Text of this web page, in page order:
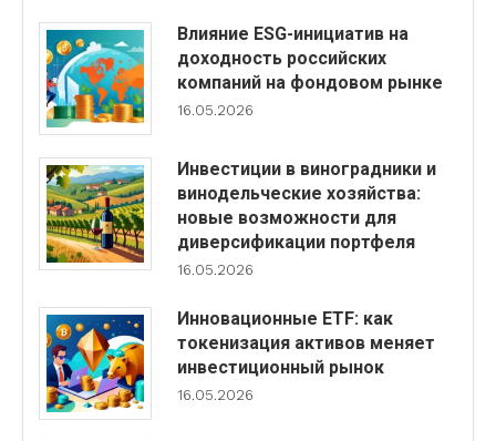
Влияние ESG-инициатив на
доходность российских
компаний на фондовом рынке
16.05.2026
Инвестиции в виноградники и
винодельческие хозяйства:
новые возможности для
диверсификации портфеля
16.05.2026
Инновационные ETF: как
токенизация активов меняет
инвестиционный рынок
16.05.2026